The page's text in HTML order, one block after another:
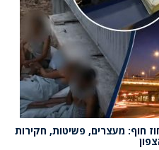
חוף: מעצרים, פשיטות, חקירות